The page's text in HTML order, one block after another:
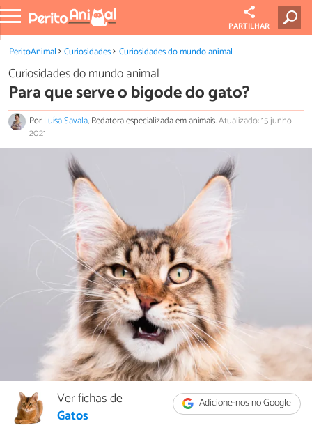
PARTILHAR
PeritoAnimal Curiosidades Curiosidades do mundo animal
Curiosidades do mundo animal
Para que serve o bigode do gato?
PorLuísa Savala, Redatora especializada em animais.Atualizado: 15 junho
2021
Adicione-nos no Google
Ver fichas de
Gatos